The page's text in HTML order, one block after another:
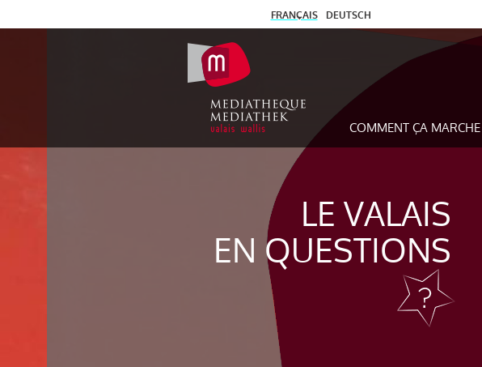
FRANÇAIS DEUTSCH
COMMENT ÇA MARCHE
LE VALAIS
EN QUESTIONS